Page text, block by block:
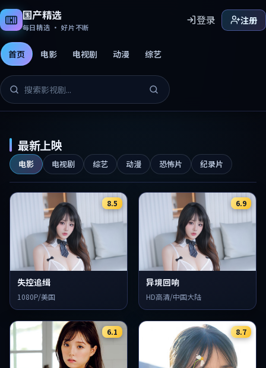
国产精选
每日精选 · 好片不断
首页 电影 电视剧 动漫 综艺
登录 注册
国产精选免费影片
最新上映
电影 电视剧 综艺 动漫 恐怖片 纪录片
8.5
失控追缉
1080P/美国
6.9
异境回响
HD高清/中国大陆
6.1 8.7